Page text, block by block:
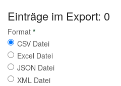
Einträge im Export: 0
Format *
CSV Datei
Excel Datei
JSON Datei
XML Datei